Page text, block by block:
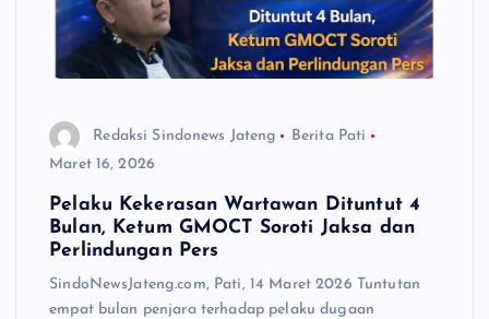
Redaksi Sindonews Jateng
Berita Pati
Maret 16, 2026
Pelaku Kekerasan Wartawan Dituntut 4
Bulan, Ketum GMOCT Soroti Jaksa dan
Perlindungan Pers
SindoNewsJateng.com, Pati, 14 Maret 2026 Tuntutan
empat bulan penjara terhadap pelaku dugaan